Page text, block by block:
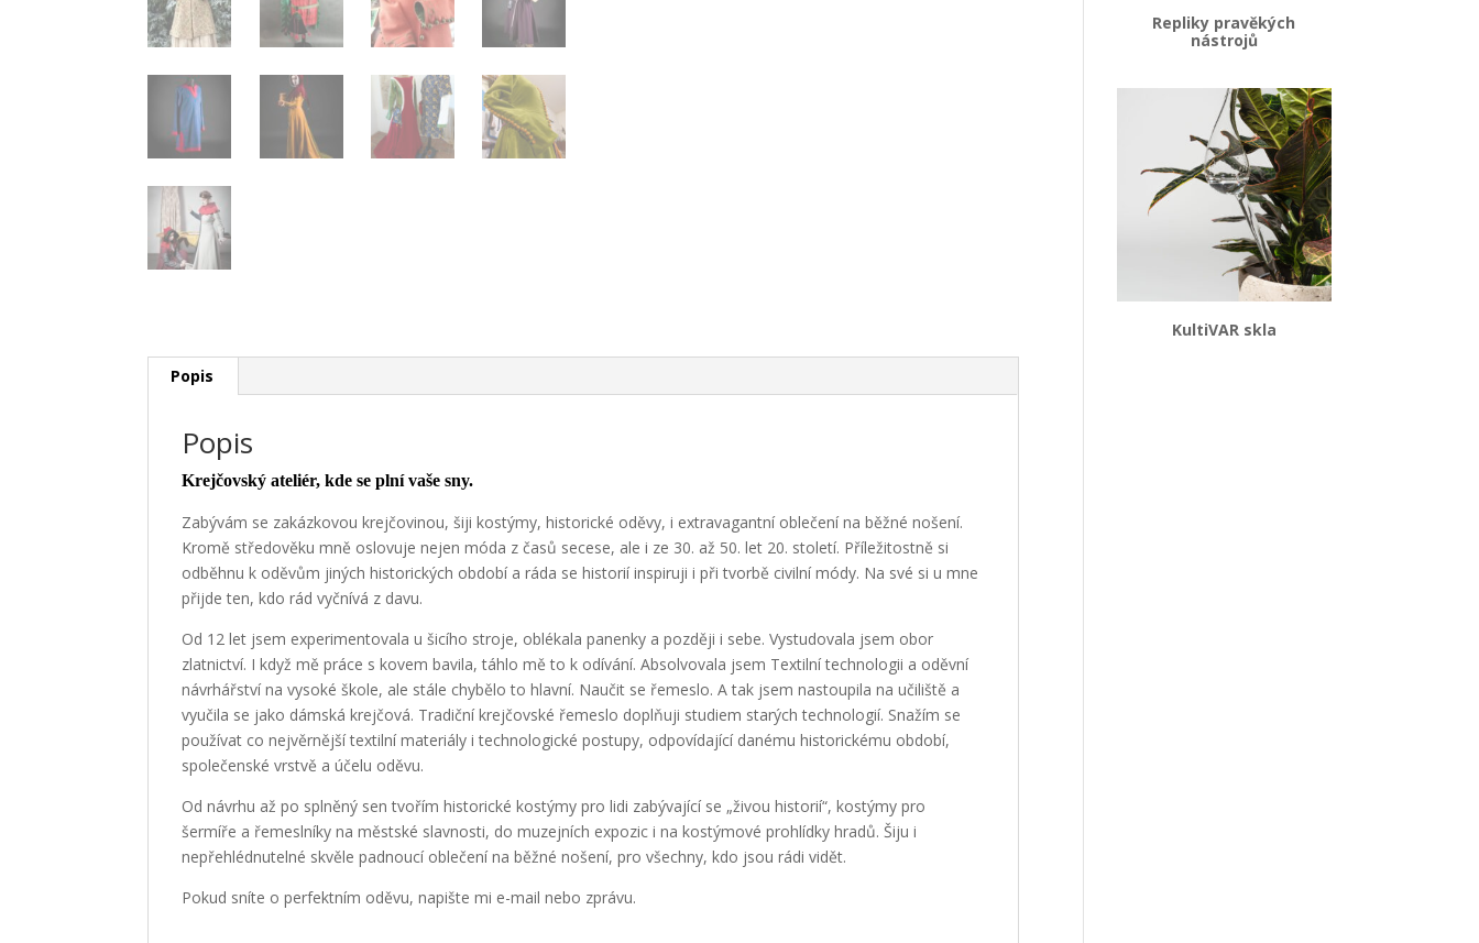
Popis
Popis
Krejčovský ateliér, kde se plní vaše sny.
Zabývám se zakázkovou krejčovinou, šiji kostýmy, historické oděvy, i extravagantní oblečení na běžné nošení.
Kromě středověku mně oslovuje nejen móda z časů secese, ale i ze 30. až 50. let 20. století. Příležitostně si
odběhnu k oděvům jiných historických období a ráda se historií inspiruji i při tvorbě civilní módy. Na své si u mne
přijde ten, kdo rád vyčnívá z davu.
Od 12 let jsem experimentovala u šicího stroje, oblékala panenky a později i sebe. Vystudovala jsem obor
zlatnictví. I když mě práce s kovem bavila, táhlo mě to k odívání. Absolvovala jsem Textilní technologii a oděvní
návrhářství na vysoké škole, ale stále chybělo to hlavní. Naučit se řemeslo. A tak jsem nastoupila na učiliště a
vyučila se jako dámská krejčová. Tradiční krejčovské řemeslo doplňuji studiem starých technologií. Snažím se
používat co nejvěrnější textilní materiály i technologické postupy, odpovídající danému historickému období,
společenské vrstvě a účelu oděvu.
Od návrhu až po splněný sen tvořím historické kostýmy pro lidi zabývající se „živou historií“, kostýmy pro
šermíře a řemeslníky na městské slavnosti, do muzejních expozic i na kostýmové prohlídky hradů. Šiju i
nepřehlédnutelné skvěle padnoucí oblečení na běžné nošení, pro všechny, kdo jsou rádi vidět.
Pokud sníte o perfektním oděvu, napište mi e-mail nebo zprávu.
Repliky pravěkých
nástrojů
KultiVAR skla